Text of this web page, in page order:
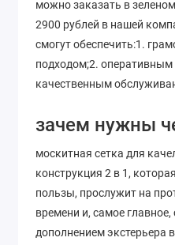
можно заказать в
2900 рублей в нашей
смогут обеспечить:1.
подходом;2.
качественным
зачем нужны
москитная сетка для
конструкция 2 в 1,
пользы, прослужит на
времени и, самое
дополнением экстерьера